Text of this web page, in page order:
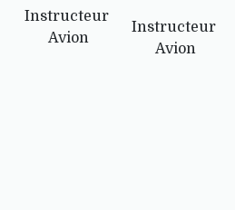
Instructeur
Avion
Instructeur
Avion